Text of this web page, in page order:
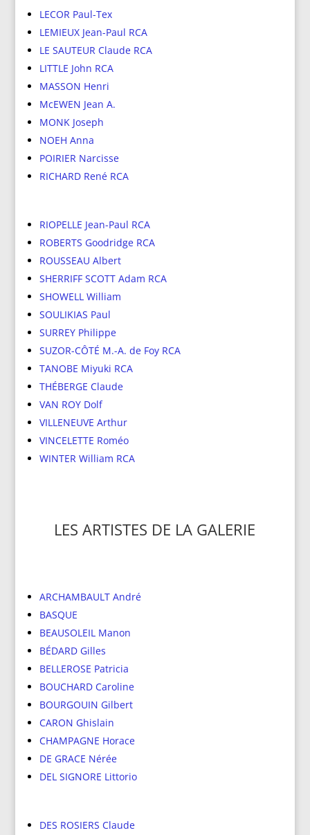
LECOR Paul-Tex
LEMIEUX Jean-Paul RCA
LE SAUTEUR Claude RCA
LITTLE John RCA
MASSON Henri
McEWEN Jean A.
MONK Joseph
NOEH Anna
POIRIER Narcisse
RICHARD René RCA
RIOPELLE Jean-Paul RCA
ROBERTS Goodridge RCA
ROUSSEAU Albert
SHERRIFF SCOTT Adam RCA
SHOWELL William
SOULIKIAS Paul
SURREY Philippe
SUZOR-CÔTÉ M.-A. de Foy RCA
TANOBE Miyuki RCA
THÉBERGE Claude
VAN ROY Dolf
VILLENEUVE Arthur
VINCELETTE Roméo
WINTER William RCA
LES ARTISTES DE LA GALERIE
ARCHAMBAULT André
BASQUE
BEAUSOLEIL Manon
BÉDARD Gilles
BELLEROSE Patricia
BOUCHARD Caroline
BOURGOUIN Gilbert
CARON Ghislain
CHAMPAGNE Horace
DE GRACE Nérée
DEL SIGNORE Littorio
DES ROSIERS Claude